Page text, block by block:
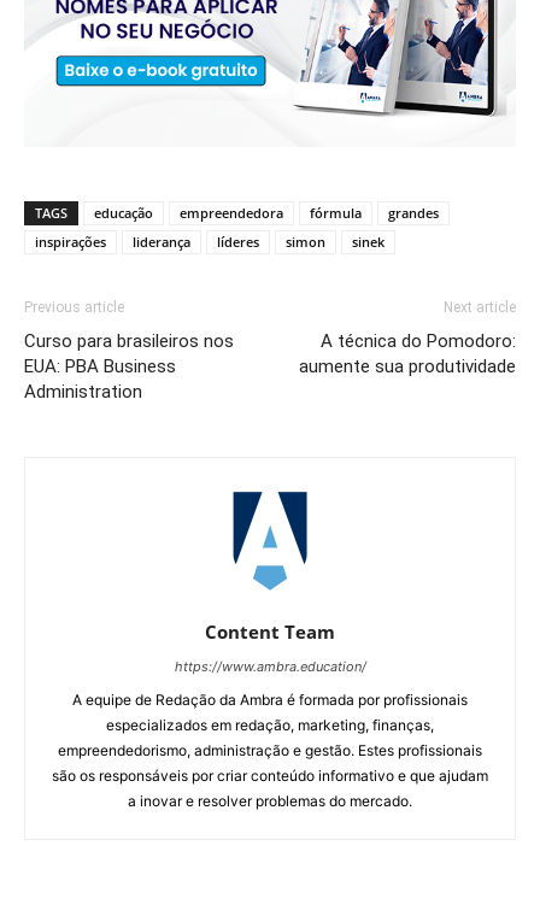
TAGS educação empreendedora fórmula
grandes
inspirações
liderança líderes simon sinek
Previous article
Curso para brasileiros nos
EUA: PBA Business
Administration
Next article
A técnica do Pomodoro:
aumente sua produtividade
Content Team
https://www.ambra.education/
A equipe de Redação da Ambra é formada por profissionais
especializados em redação, marketing, finanças,
empreendedorismo, administração e gestão. Estes profissionais
são os responsáveis por criar conteúdo informativo e que ajudam
a inovar e resolver problemas do mercado.